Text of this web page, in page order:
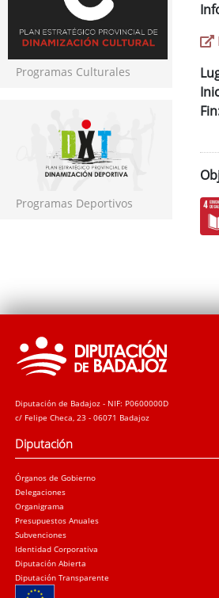
Programas Culturales
Programas Deportivos
Diputación de Badajoz - NIF: P0600000D
c/ Felipe Checa, 23 - 06071 Badajoz
Diputación
Órganos de Gobierno
Delegaciones
Organigrama
Presupuestos Anuales
Subvenciones
Identidad Corporativa
Diputación Abierta
Diputación Transparente